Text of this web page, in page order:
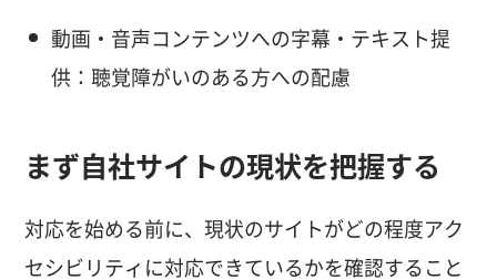
動画・音声コンテンツへの字幕・テキスト提
供：聴覚障がいのある方への配慮
まず自社サイトの現状を把握する
対応を始める前に、現状のサイトがどの程度アク
セシビリティに対応できているかを確認すること